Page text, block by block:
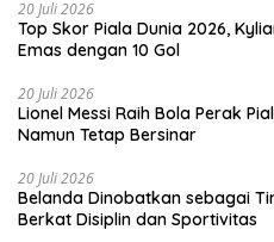
20 Juli 2026
Top Skor Piala Dunia 2026,
Emas dengan 10 Gol
20 Juli 2026
Lionel Messi Raih Bola Perak
Namun Tetap Bersinar
20 Juli 2026
Belanda Dinobatkan sebagai
Berkat Disiplin dan Sportivitas